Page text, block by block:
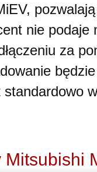
nie podaje
za